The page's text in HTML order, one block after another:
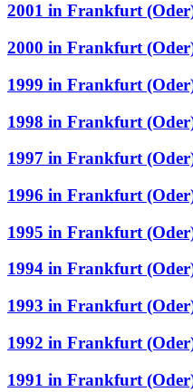
2001 in Frankfurt
2000 in Frankfurt
1999 in Frankfurt
1998 in Frankfurt
1997 in Frankfurt
1996 in Frankfurt
1995 in Frankfurt
1994 in Frankfurt
1993 in Frankfurt
1992 in Frankfurt
1991 in Frankfurt